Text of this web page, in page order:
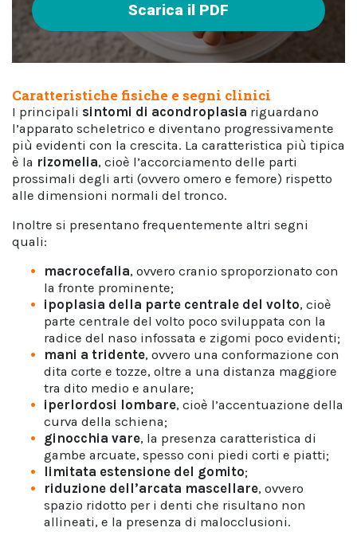
Scarica il PDF
Caratteristiche fisiche e segni clinici
I principali sintomi di acondroplasia riguardano
l’apparato scheletrico e diventano progressivamente
più evidenti con la crescita. La caratteristica più tipica
è la rizomelia, cioè l’accorciamento delle parti
prossimali degli arti (ovvero omero e femore) rispetto
alle dimensioni normali del tronco.
Inoltre si presentano frequentemente altri segni
quali:
macrocefalia, ovvero cranio sproporzionato con
la fronte prominente;
ipoplasia della parte centrale del volto, cioè
parte centrale del volto poco sviluppata con la
radice del naso infossata e zigomi poco evidenti;
mani a tridente, ovvero una conformazione con
dita corte e tozze, oltre a una distanza maggiore
tra dito medio e anulare;
iperlordosi lombare, cioè l’accentuazione della
curva della schiena;
ginocchia vare, la presenza caratteristica di
gambe arcuate, spesso coni piedi corti e piatti;
limitata estensione del gomito;
riduzione dell’arcata mascellare, ovvero
spazio ridotto per i denti che risultano non
allineati, e la presenza di malocclusioni.